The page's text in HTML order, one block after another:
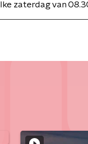
zaterdag van